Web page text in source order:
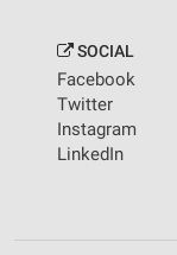
SOCIAL
Facebook
Twitter
Instagram
LinkedIn